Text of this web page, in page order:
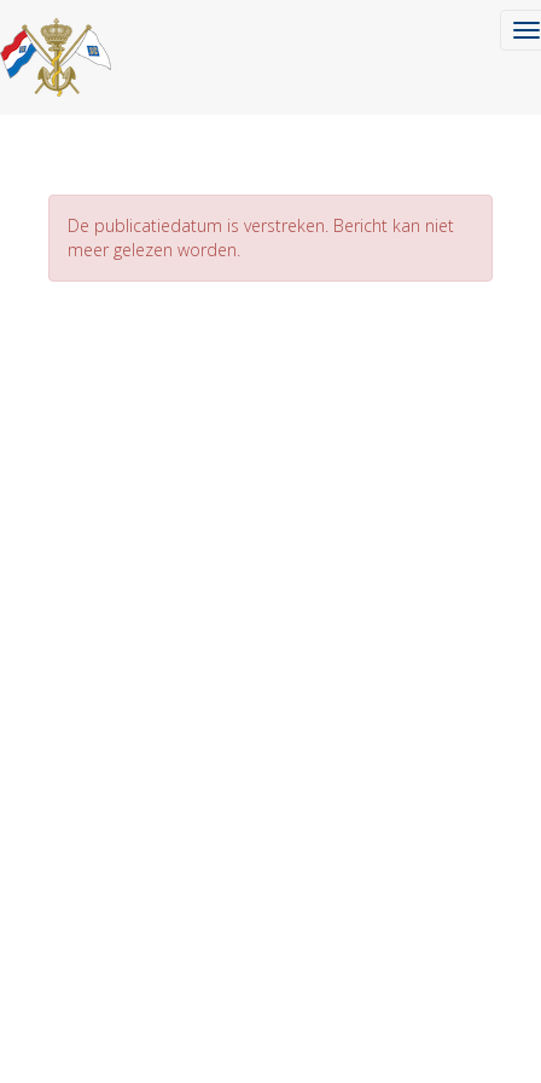
De publicatiedatum is verstreken. Bericht kan niet
meer gelezen worden.